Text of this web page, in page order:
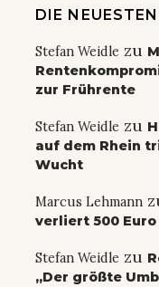
DIE
Stefan Weidle zu
zur Frührente
Stefan Weidle zu
auf dem Rhein
Wucht
Marcus Lehmann
verliert 500
Stefan Weidle zu
„Der größte